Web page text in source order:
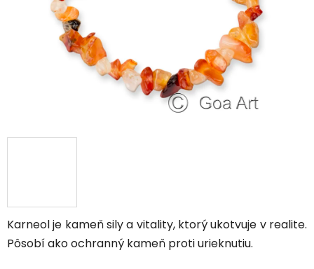
Karneol je kameň sily a vitality, ktorý ukotvuje v realite.
Pôsobí ako ochranný kameň proti urieknutiu.
hviezdičiek.